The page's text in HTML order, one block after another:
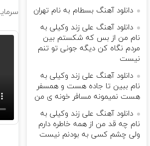
دانلود آهنگ بسطام به نام تهران
دانلود آهنگ علی زند وکیلی به
نام من از بس كه شكستم بین
مردم نگاه كن دیگه جونى تو تنم
نیست
دانلود آهنگ علی زند وکیلی به
نام ببین تا جاده هست و همسفر
هست نمیمونه مسافر خونه ی من
دانلود آهنگ علی زند وکیلی به
نام چه قد من از همه خاطره دارم
ولی چشم كسی به بودنم نیست